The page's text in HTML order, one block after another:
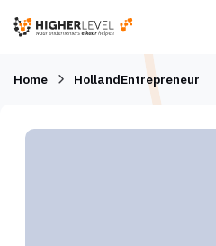
Home HollandEntrepreneur